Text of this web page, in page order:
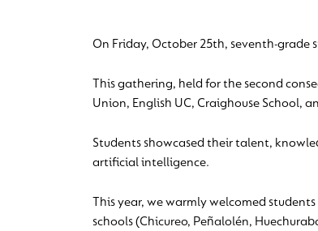
On Friday, October 25th, seventh-
This gathering, held for the second
Union, English UC, Craighouse School,
Students showcased their talent,
artificial intelligence.
This year, we warmly welcomed
schools (Chicureo, Peñalolén,